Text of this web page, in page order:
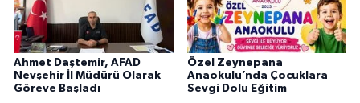
Ahmet Daştemir, AFAD
Nevşehir İl Müdürü Olarak
Göreve Başladı
Özel Zeynepana
Anaokulu’nda Çocuklara
Sevgi Dolu Eğitim